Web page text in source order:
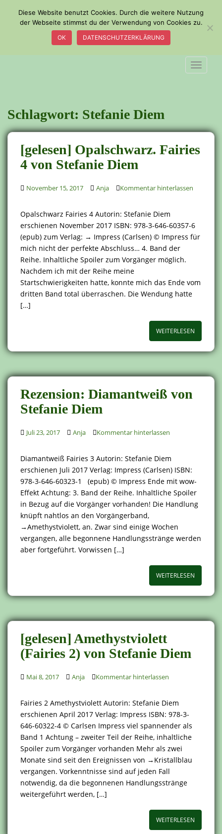
Schlagwort: Stefanie Diem
[gelesen] Opalschwarz. Fairies
4 von Stefanie Diem
November 15, 2017 Anja Kommentar hinterlassen
Opalschwarz Fairies 4 Autorin: Stefanie Diem
erschienen November 2017 ISBN: 978-3-646-60357-6
(epub) zum Verlag: → Impress (Carlsen) © Impress für
mich nicht der perfekte Abschluss… 4. Band der
Reihe. Inhaltliche Spoiler zum Vorgänger möglich.
Nachdem ich mit der Reihe meine
Startschwierigkeiten hatte, konnte mich das Ende vom
dritten Band total überraschen. Die Wendung hatte
[…]
WEITERLESEN
Rezension: Diamantweiß von
Stefanie Diem
Juli 23, 2017 Anja Kommentar hinterlassen
Diamantweiß Fairies 3 Autorin: Stefanie Diem
erschienen Juli 2017 Verlag: Impress (Carlsen) ISBN:
978-3-646-60323-1 (epub) © Impress Ende mit wow-
Effekt Achtung: 3. Band der Reihe. Inhaltliche Spoiler
in Bezug auf die Vorgänger vorhanden! Die Handlung
knüpft nahtlos an den Vorgängerband,
→Amethystviolett, an. Zwar sind einige Wochen
vergangen, alle begonnene Handlungsstränge werden
aber fortgeführt. Vorwissen […]
WEITERLESEN
[gelesen] Amethystviolett
(Fairies 2) von Stefanie Diem
Mai 8, 2017 Anja Kommentar hinterlassen
Fairies 2 Amethystviolett Autorin: Stefanie Diem
erschienen April 2017 Verlag: Impress ISBN: 978-3-
646-60322-4 © Carlsen Impress viel spannender als
Band 1 Achtung – zweiter Teil der Reihe, inhaltliche
Spoiler zum Vorgänger vorhanden Mehr als zwei
Monate sind seit den Ereignissen von →Kristallblau
vergangen. Vorkenntnisse sind auf jeden Fall
notwendig, da die begonnenen Handlungsstränge
weitergeführt werden, […]
WEITERLESEN
Diese Website benutzt Cookies. Durch die weitere Nutzung
der Webseite stimmst du der Verwendung von Cookies zu.
OK DATENSCHUTZERKLÄRUNG